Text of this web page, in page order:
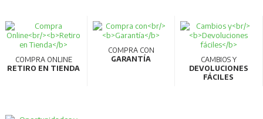
COMPRA ONLINE
RETIRO EN TIENDA
COMPRA CON
GARANTÍA
CAMBIOS Y
DEVOLUCIONES
FÁCILES